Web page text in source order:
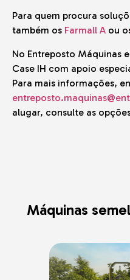
Para quem procura
também os Farmall A ou
No Entreposto Máquinas
Case IH com apoio
Para mais informações,
alugar, consulte as
Máquinas